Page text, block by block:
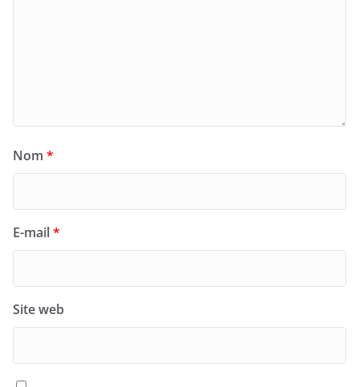
Nom *
E-mail*
Site web